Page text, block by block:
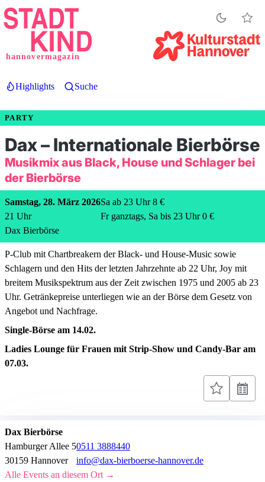
Direkt
zum
hannovermagazin
Highlights Suche
PARTY
Dax – Internationale Bierbörse
Musikmix aus Black, House und Schlager bei
der Bierbörse
Samstag, 28. März 2026
21 Uhr
Dax Bierbörse
Sa ab 23 Uhr 8 €
Fr ganztags, Sa bis 23 Uhr 0 €
P-Club mit Chartbreakern der Black- und House-Music sowie
Schlagern und den Hits der letzten Jahrzehnte ab 22 Uhr, Joy mit
breitem Musikspektrum aus der Zeit zwischen 1975 und 2005 ab 23
Uhr. Getränkepreise unterliegen wie an der Börse dem Gesetz von
Angebot und Nachfrage.
Single-Börse am 14.02.
Ladies Lounge für Frauen mit Strip-Show und Candy-Bar am
07.03.
Dax Bierbörse
Hamburger Allee 5
30159 Hannover
0511 3888440
info@dax-bierboerse-hannover.de
Alle Events an diesem Ort →